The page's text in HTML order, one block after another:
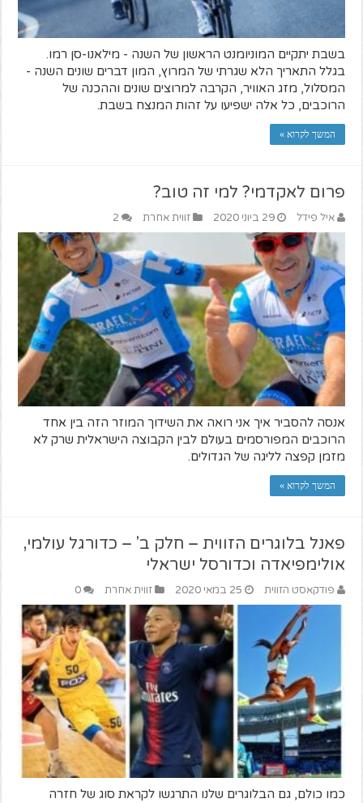
בשבת יתקיים המוניומנט הראשון של השנה - מילאנו-סן רמו.
בגלל התאריך הלא שגרתי של המרוץ, המון דברים שונים השנה -
המסלול, מזג האוויר, הקרבה למרוצים שונים וההכנה של
הרוכבים, כל אלה ישפיעו על זהות המנצח בשבת.
המשך לקרוא »
פרום לאקדמי? למי זה טוב?
איל פידל 29 ביוני 2020 זווית אחרת 2
אנסה להסביר איך אני רואה את השידוך המוזר הזה בין אחד
הרוכבים המפורסמים בעולם לבין הקבוצה הישראלית שרק לא
מזמן קפצה לליגה של הגדולים.
המשך לקרוא »
פאנל בלוגרים הזווית – חלק ב' – כדורגל עולמי,
אולימפיאדה וכדורסל ישראלי
פודקאסט הזווית 25 במאי 2020 זווית אחרת 0
כמו כולם, גם הבלוגרים שלנו התרגשו לקראת סוג של חזרה